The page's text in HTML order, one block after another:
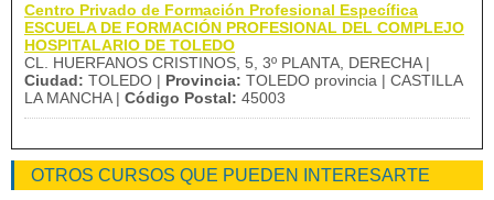
Centro Privado de Formación Profesional Específica
ESCUELA DE FORMACIÓN PROFESIONAL DEL COMPLEJO
HOSPITALARIO DE TOLEDO
CL. HUERFANOS CRISTINOS, 5, 3º PLANTA, DERECHA |
Ciudad: TOLEDO | Provincia: TOLEDO provincia | CASTILLA
LA MANCHA | Código Postal: 45003
OTROS CURSOS QUE PUEDEN INTERESARTE